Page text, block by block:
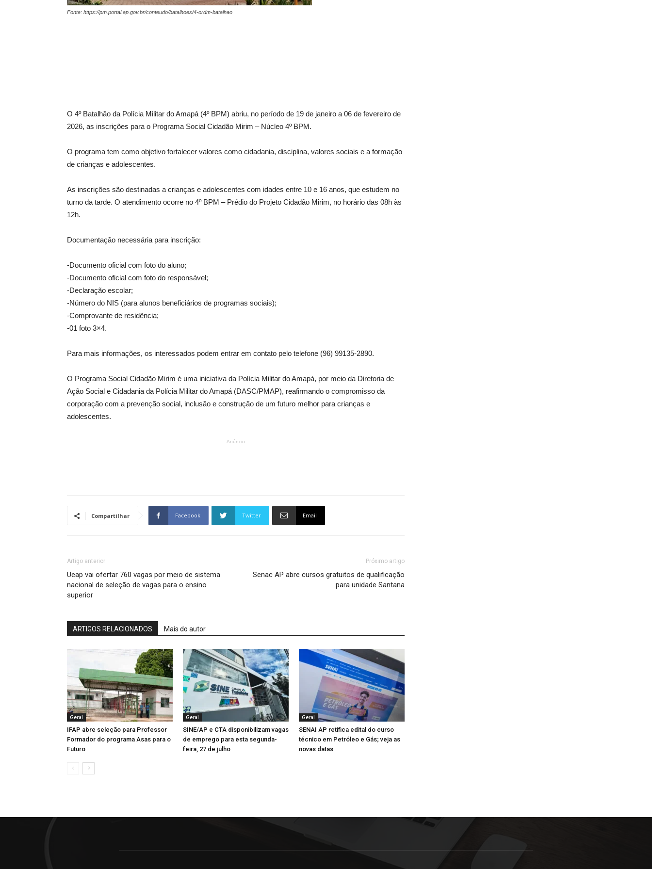
Fonte: https://pm.portal.ap.gov.br/conteudo/batalhoes/4-ordm-batalhao
O 4º Batalhão da Polícia Militar do Amapá (4º BPM) abriu, no período de 19 de janeiro a 06 de fevereiro de
2026, as inscrições para o Programa Social Cidadão Mirim – Núcleo 4º BPM.
O programa tem como objetivo fortalecer valores como cidadania, disciplina, valores sociais e a formação
de crianças e adolescentes.
As inscrições são destinadas a crianças e adolescentes com idades entre 10 e 16 anos, que estudem no
turno da tarde. O atendimento ocorre no 4º BPM – Prédio do Projeto Cidadão Mirim, no horário das 08h às
12h.
Documentação necessária para inscrição:
-Documento oficial com foto do aluno;
-Documento oficial com foto do responsável;
-Declaração escolar;
-Número do NIS (para alunos beneficiários de programas sociais);
-Comprovante de residência;
-01 foto 3×4.
Para mais informações, os interessados podem entrar em contato pelo telefone (96) 99135-2890.
O Programa Social Cidadão Mirim é uma iniciativa da Polícia Militar do Amapá, por meio da Diretoria de
Ação Social e Cidadania da Polícia Militar do Amapá (DASC/PMAP), reafirmando o compromisso da
corporação com a prevenção social, inclusão e construção de um futuro melhor para crianças e
adolescentes.
Anúncio
Compartilhar Facebook Twitter Email
Artigo anterior
Ueap vai ofertar 760 vagas por meio de sistema
nacional de seleção de vagas para o ensino
superior
Próximo artigo
Senac AP abre cursos gratuitos de qualificação
para unidade Santana
ARTIGOS RELACIONADOS Mais do autor
Geral
IFAP abre seleção para Professor
Formador do programa Asas para o
Futuro
Geral
SINE/AP e CTA disponibilizam vagas
de emprego para esta segunda-
feira, 27 de julho
Geral
SENAI AP retifica edital do curso
técnico em Petróleo e Gás; veja as
novas datas